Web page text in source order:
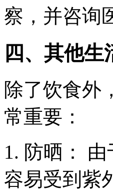
察，并咨询
四、其他生
除了饮食外
常重要：
1. 防晒：
容易受到紫